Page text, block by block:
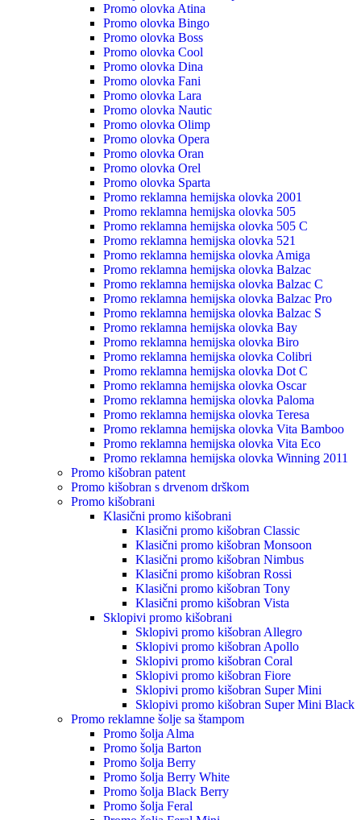
Promo olovka Atina
Promo olovka Bingo
Promo olovka Boss
Promo olovka Cool
Promo olovka Dina
Promo olovka Fani
Promo olovka Lara
Promo olovka Nautic
Promo olovka Olimp
Promo olovka Opera
Promo olovka Oran
Promo olovka Orel
Promo olovka Sparta
Promo reklamna hemijska olovka 2001
Promo reklamna hemijska olovka 505
Promo reklamna hemijska olovka 505 C
Promo reklamna hemijska olovka 521
Promo reklamna hemijska olovka Amiga
Promo reklamna hemijska olovka Balzac
Promo reklamna hemijska olovka Balzac C
Promo reklamna hemijska olovka Balzac Pro
Promo reklamna hemijska olovka Balzac S
Promo reklamna hemijska olovka Bay
Promo reklamna hemijska olovka Biro
Promo reklamna hemijska olovka Colibri
Promo reklamna hemijska olovka Dot C
Promo reklamna hemijska olovka Oscar
Promo reklamna hemijska olovka Paloma
Promo reklamna hemijska olovka Teresa
Promo reklamna hemijska olovka Vita Bamboo
Promo reklamna hemijska olovka Vita Eco
Promo reklamna hemijska olovka Winning 2011
Promo kišobran patent
Promo kišobran s drvenom drškom
Promo kišobrani
Klasični promo kišobrani
Klasični promo kišobran Classic
Klasični promo kišobran Monsoon
Klasični promo kišobran Nimbus
Klasični promo kišobran Rossi
Klasični promo kišobran Tony
Klasični promo kišobran Vista
Sklopivi promo kišobrani
Sklopivi promo kišobran Allegro
Sklopivi promo kišobran Apollo
Sklopivi promo kišobran Coral
Sklopivi promo kišobran Fiore
Sklopivi promo kišobran Super Mini
Sklopivi promo kišobran Super Mini Black
Promo reklamne šolje sa štampom
Promo šolja Alma
Promo šolja Barton
Promo šolja Berry
Promo šolja Berry White
Promo šolja Black Berry
Promo šolja Feral